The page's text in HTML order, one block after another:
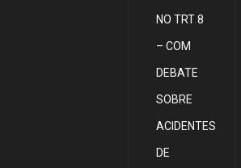
NO TRT 8
– COM
DEBATE
SOBRE
ACIDENTES
DE